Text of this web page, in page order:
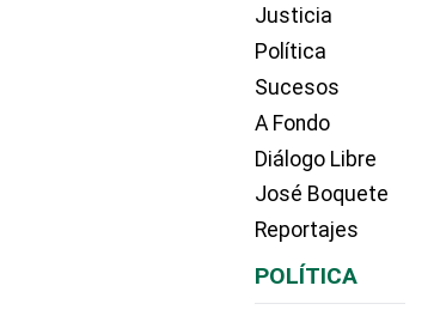
Justicia
Política
Sucesos
A Fondo
Diálogo Libre
José Boquete
Reportajes
POLÍTICA